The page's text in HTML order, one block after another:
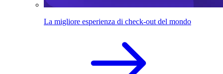
La migliore esperienza di check-out del mondo